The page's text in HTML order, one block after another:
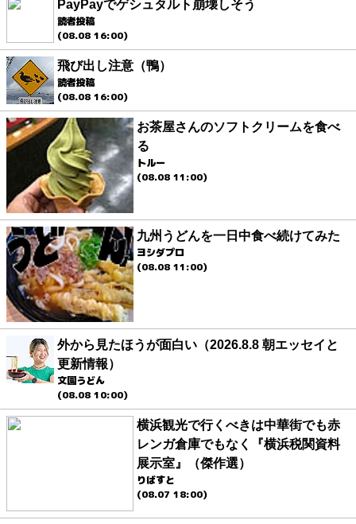
PayPayでゲシュタルト崩壊しそう
読者投稿
(08.08 16:00)
飛び出し注意（鴨）
読者投稿
(08.08 16:00)
お茶屋さんのソフトクリームを食べ
る
トルー
(08.08 11:00)
九州うどんを一日中食べ続けてみた
ヨシダプロ
(08.08 11:00)
外から見たほうが面白い（2026.8.8 朝エッセイと
更新情報）
文園うどん
(08.08 10:00)
横浜観光で行くべきは中華街でも赤
レンガ倉庫でもなく『横浜税関資料
展示室』（傑作選）
りばすと
(08.07 18:00)